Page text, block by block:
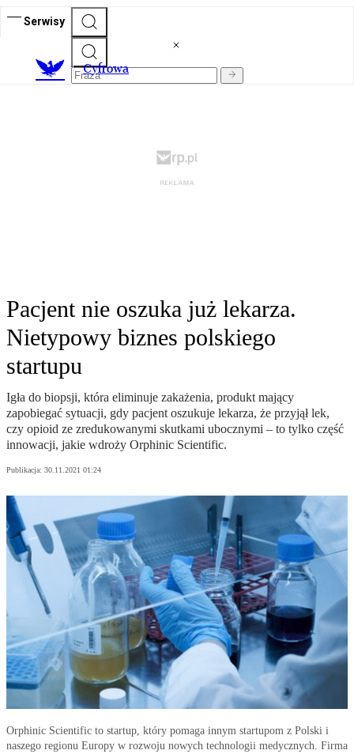
Serwisy
Cyfrowa
Pacjent nie oszuka już lekarza.
Nietypowy biznes polskiego
startupu
Igła do biopsji, która eliminuje zakażenia, produkt mający
zapobiegać sytuacji, gdy pacjent oszukuje lekarza, że przyjął lek,
czy opioid ze zredukowanymi skutkami ubocznymi – to tylko część
innowacji, jakie wdroży Orphinic Scientific.
Publikacja: 30.11.2021 01:24
Orphinic Scientific to startup, który pomaga innym startupom z Polski i
naszego regionu Europy w rozwoju nowych technologii medycznych. Firma